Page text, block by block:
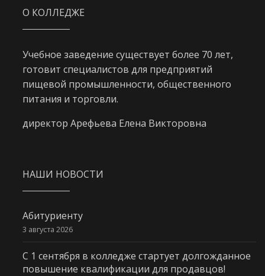
О КОЛЛЕДЖЕ
Учебное заведение существует более 70 лет,
готовит специалистов для предприятий
пищевой промышленности, общественного
питания и торговли.
директор Арефьева Елена Викторовна
НАШИ НОВОСТИ
Абитуриенту
3 августа 2026
С 1 сентября в колледже стартует долгожданное
повышение квалификации для продавцов!